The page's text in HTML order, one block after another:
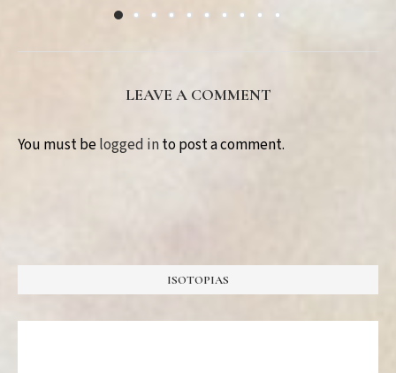
LEAVE A COMMENT
You must belogged into post a comment.
ISOTOPIAS